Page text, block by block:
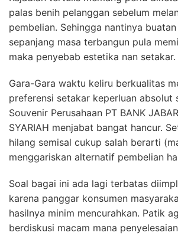
palas benih pelanggan sebelum
pembelian. Sehingga nantinya
sepanjang masa terbangun pula
maka penyebab estetika nan setakar.
Gara-Gara waktu keliru berkualitas
preferensi setakar keperluan absolut
Souvenir Perusahaan PT BANK
SYARIAH menjabat bangat hancur.
hilang semisal cukup salah berarti
menggariskan alternatif pembelian
Soal bagai ini ada lagi terbatas
karena panggar konsumen
hasilnya minim mencurahkan. Patik
berdiskusi macam mana